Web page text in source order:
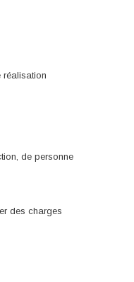
réalisation
de personne
des charges